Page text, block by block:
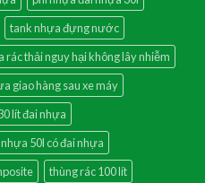
tank nhựa đựng nước
rác thải nguy hại không lây nhiễm
giao hàng sau xe máy
lít đai nhựa
50l có đai nhựa
thùng rác 100 lít